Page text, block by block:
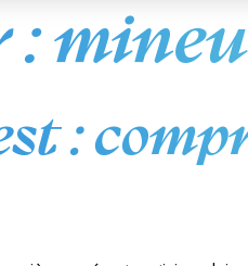
:
: